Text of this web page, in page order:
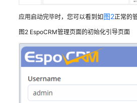
（SLA）
白
皮
书
资
应用启动完毕时，您可以看到如图2正常的
图2 EspoCRM管理页面的初始化引导页面